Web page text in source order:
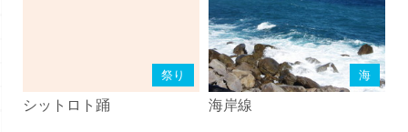
祭り
シットロト踊
海
海岸線